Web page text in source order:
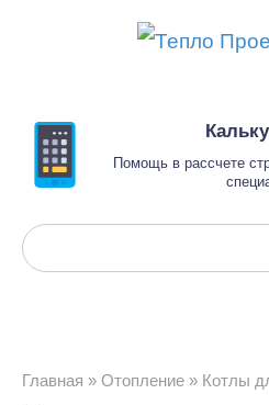
Помощь в рассчете
Поиск:
Главная » Отопление » Котлы